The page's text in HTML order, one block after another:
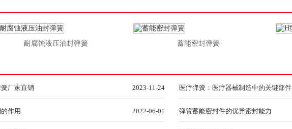
耐腐蚀液压油封弹簧 蓄能密封弹簧
厂家直销 2023-11-24 医疗弹簧：医疗器械制造中的关键部件
作用 2022-06-01 弹簧蓄能密封件的优异密封能力